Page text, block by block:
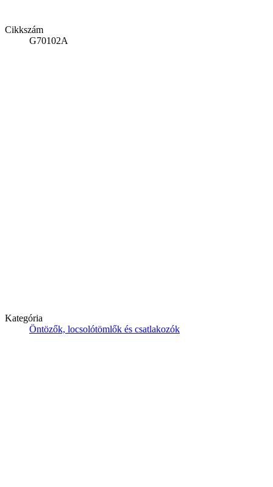
Cikkszám
G70102A
Kategória
Öntözők, locsolótömlők és csatlakozók